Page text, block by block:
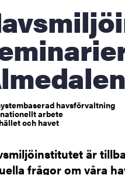
havsförvaltning
arbete
och havet
är
frågor om våra